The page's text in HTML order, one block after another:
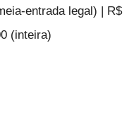
entrada legal) | R$
(inteira)